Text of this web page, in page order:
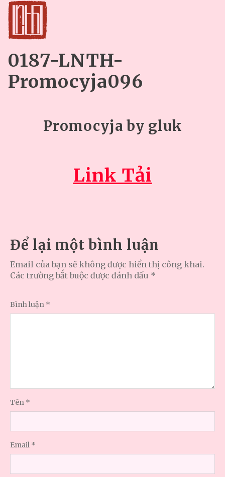
0187-LNTH-
Promocyja096
Promocyja by gluk
Link Tải
Để lại một bình luận
Email của bạn sẽ không được hiển thị công khai.
Các trường bắt buộc được đánh dấu *
Bình luận *
Tên *
Email *